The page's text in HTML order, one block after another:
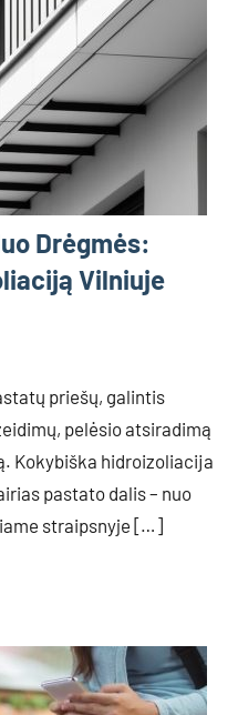
Drėgmės:
Vilniuje
priešų, galintis
pelėsio atsiradimą
Kokybiška hidroizoliacija
pastato dalis – nuo
straipsnyje […]